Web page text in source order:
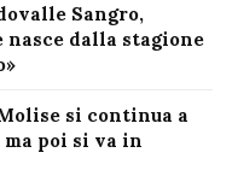
Sangro,
nasce dalla stagione
si continua a
poi si va in